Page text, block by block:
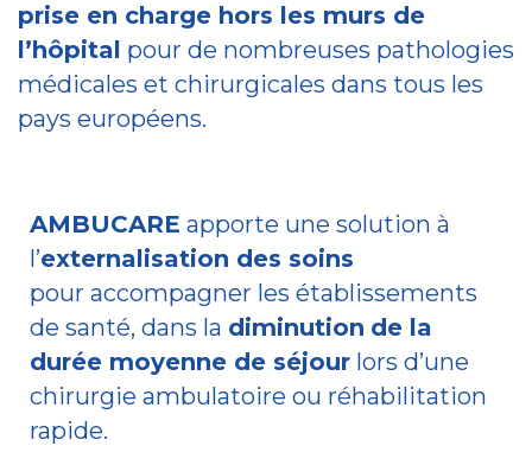
prise en charge hors les murs de
l’hôpital pour de nombreuses pathologies
médicales et chirurgicales dans tous les
pays européens.
AMBUCARE apporte une solution à
l’externalisation des soins
pour accompagner les établissements
de santé, dans la diminution de la
durée moyenne de séjour lors d’une
chirurgie ambulatoire ou réhabilitation
rapide.